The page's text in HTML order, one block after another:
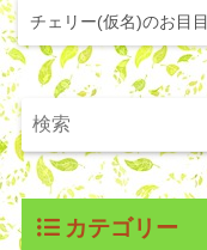
チェリー(仮名)のお目目
カテゴリー